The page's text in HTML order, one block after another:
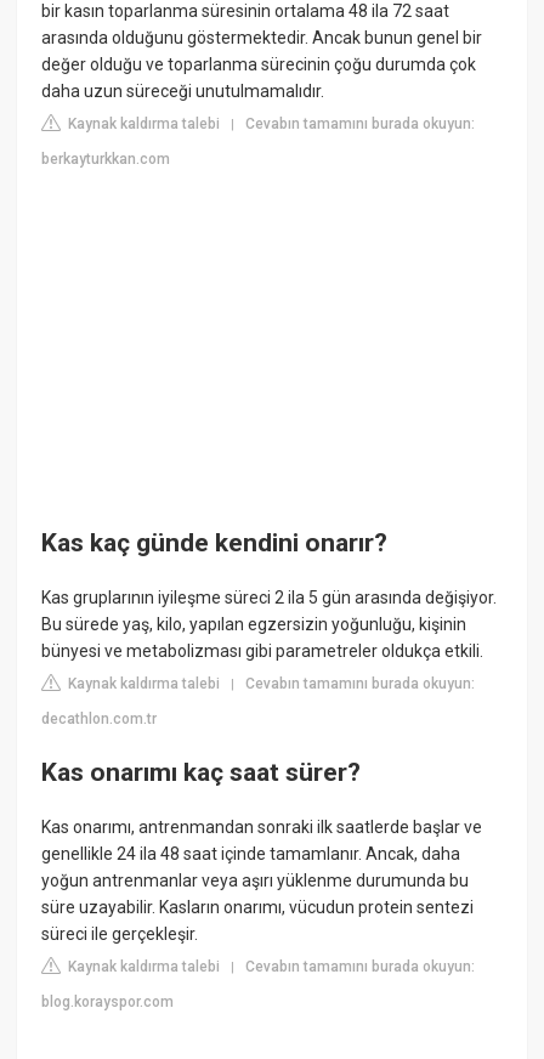
bir kasın toparlanma süresinin ortalama 48 ila 72 saat
arasında olduğunu göstermektedir. Ancak bunun genel bir
değer olduğu ve toparlanma sürecinin çoğu durumda çok
daha uzun süreceği unutulmamalıdır.
Kaynak kaldırma talebi |Cevabın tamamını burada okuyun:
berkayturkkan.com
Kas kaç günde kendini onarır?
Kas gruplarının iyileşme süreci 2 ila 5 gün arasında değişiyor.
Bu sürede yaş, kilo, yapılan egzersizin yoğunluğu, kişinin
bünyesi ve metabolizması gibi parametreler oldukça etkili.
Kaynak kaldırma talebi |Cevabın tamamını burada okuyun:
decathlon.com.tr
Kas onarımı kaç saat sürer?
Kas onarımı, antrenmandan sonraki ilk saatlerde başlar ve
genellikle 24 ila 48 saat içinde tamamlanır. Ancak, daha
yoğun antrenmanlar veya aşırı yüklenme durumunda bu
süre uzayabilir. Kasların onarımı, vücudun protein sentezi
süreci ile gerçekleşir.
Kaynak kaldırma talebi |Cevabın tamamını burada okuyun:
blog.korayspor.com